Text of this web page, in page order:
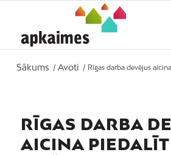
Sākums / Avoti / Rīgas darba devējus
RĪGAS DARBA
AICINA